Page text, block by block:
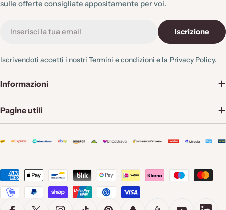
sulle offerte consigliate appositamente per voi.
mail
Iscrizione
Iscrivendoti accetti i nostri Termini e condizioni e la Privacy Policy.
Informazioni
Pagine utili
Metodi
di
pagamento